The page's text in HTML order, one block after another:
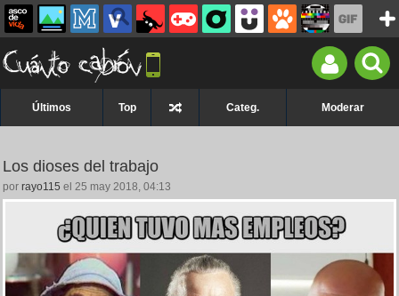
Últimos Top Categ. Moderar
Los dioses del trabajo
por rayo115 el 25 may 2018, 04:13